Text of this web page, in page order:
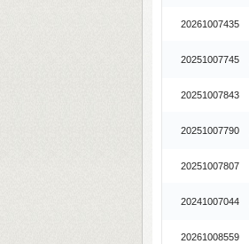
20261007435
20251007745
20251007843
20251007790
20251007807
20241007044
20261008559